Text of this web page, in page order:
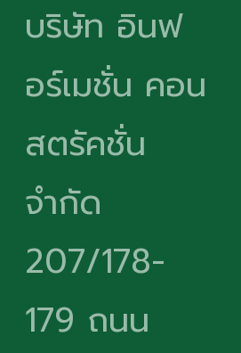
บริษัท อินฟ
อร์เมชั่น คอน
สตรัคชั่น
จำกัด
207/178-
179 ถนน